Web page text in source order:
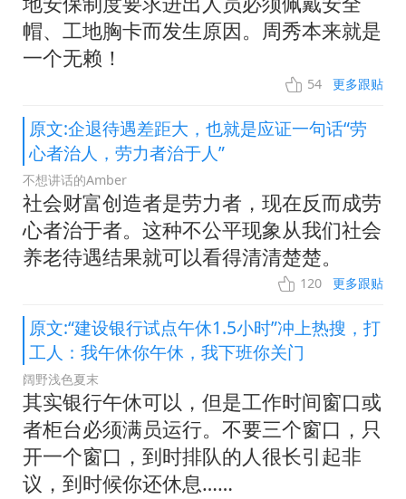
帽、工地胸卡而发生原因。周秀本来就是
一个无赖！
54 更多跟贴
原文:企退待遇差距大，也就是应证一句话“劳
心者治人，劳力者治于人”
不想讲话的Amber
社会财富创造者是劳力者，现在反而成劳
心者治于者。这种不公平现象从我们社会
养老待遇结果就可以看得清清楚楚。
120 更多跟贴
原文:“建设银行试点午休1.5小时”冲上热搜，打
工人：我午休你午休，我下班你关门
阔野浅色夏末
其实银行午休可以，但是工作时间窗口或
者柜台必须满员运行。不要三个窗口，只
开一个窗口，到时排队的人很长引起非
议，到时候你还休息……